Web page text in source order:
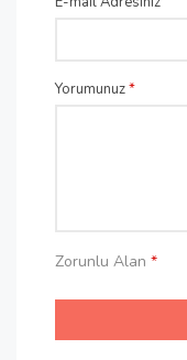
Yorumunuz*
Zorunlu Alan *